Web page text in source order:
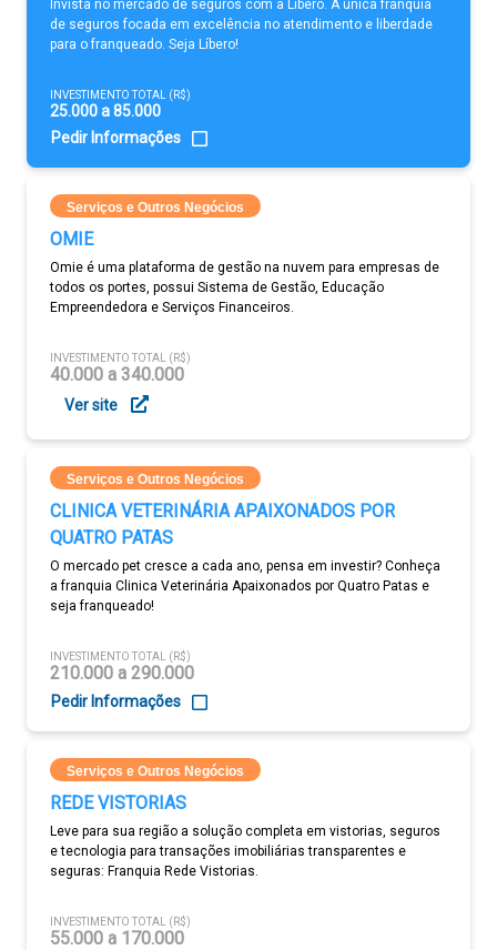
Invista no mercado de seguros com a Líbero. A única franquia
de seguros focada em excelência no atendimento e liberdade
para o franqueado. Seja Líbero!
INVESTIMENTO TOTAL (R$)
25.000 a 85.000
Pedir Informações
Serviços e Outros Negócios
OMIE
Omie é uma plataforma de gestão na nuvem para empresas de
todos os portes, possui Sistema de Gestão, Educação
Empreendedora e Serviços Financeiros.
INVESTIMENTO TOTAL (R$)
40.000 a 340.000
Ver site
Serviços e Outros Negócios
CLINICA VETERINÁRIA APAIXONADOS POR
QUATRO PATAS
O mercado pet cresce a cada ano, pensa em investir? Conheça
a franquia Clinica Veterinária Apaixonados por Quatro Patas e
seja franqueado!
INVESTIMENTO TOTAL (R$)
210.000 a 290.000
Pedir Informações
Serviços e Outros Negócios
REDE VISTORIAS
Leve para sua região a solução completa em vistorias, seguros
e tecnologia para transações imobiliárias transparentes e
seguras: Franquia Rede Vistorias.
INVESTIMENTO TOTAL (R$)
55.000 a 170.000